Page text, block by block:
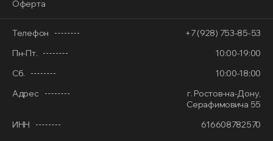
Оферта
Телефон
+7 (928) 753-85-53
Пн-Пт.
10:00-19:00
Сб.
10:00-18:00
Адрес
г. Ростов-на-Дону,
Серафимовича 55
ИНН
616608782570